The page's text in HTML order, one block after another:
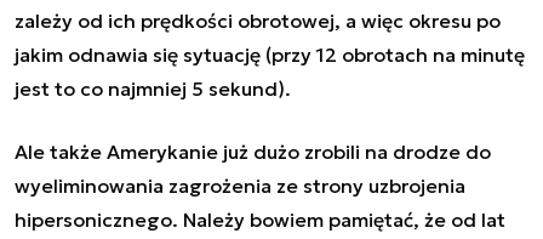
zależy od ich prędkości obrotowej, a więc okresu po
jakim odnawia się sytuację (przy 12 obrotach na minutę
jest to co najmniej 5 sekund).
Ale także Amerykanie już dużo zrobili na drodze do
wyeliminowania zagrożenia ze strony uzbrojenia
hipersonicznego. Należy bowiem pamiętać, że od lat